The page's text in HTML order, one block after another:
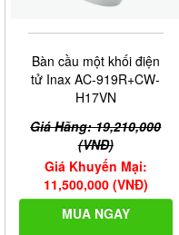
Bàn cầu một khối điện
tử Inax AC-919R+CW-
H17VN
Giá Hãng: 19,210,000
(VNĐ)
Giá Khuyến Mại:
11,500,000 (VNĐ)
MUA NGAY